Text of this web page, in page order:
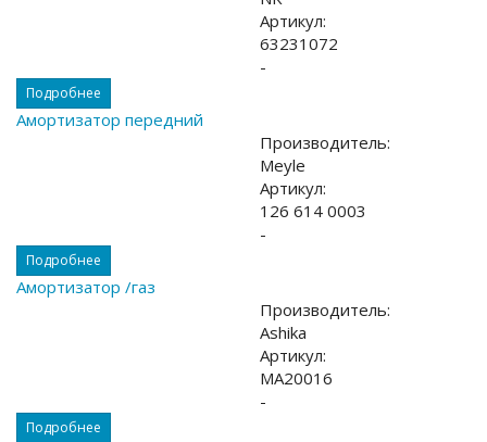
Артикул:
63231072
-
Подробнее
Амортизатор передний
Производитель:
Meyle
Артикул:
126 614 0003
-
Подробнее
Амортизатор /газ
Производитель:
Ashika
Артикул:
MA20016
-
Подробнее